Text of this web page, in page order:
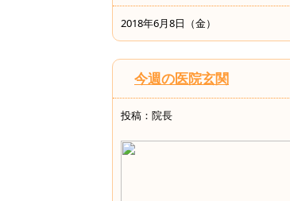
2018年6月8日（金）
今週の医院玄関
投稿：院長